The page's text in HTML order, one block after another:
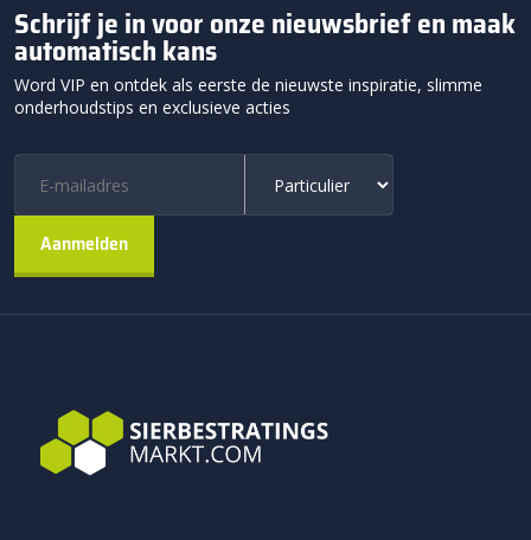
Schrijf je in voor onze nieuwsbrief en maak
automatisch kans
Word VIP en ontdek als eerste de nieuwste inspiratie, slimme
onderhoudstips en exclusieve acties